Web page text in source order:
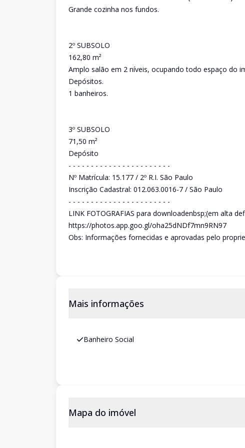
Grande cozinha nos fundos.
2º SUBSOLO
162,80 m²
Amplo salão em 2 níveis, ocupando todo espaço do
Depósitos.
1 banheiros.
3º SUBSOLO
71,50 m²
Depósito
- - - - - - - - - - - - - - - - - - - - - - -
Nº Matrícula: 15.177 / 2º R.I. São Paulo
Inscrição Cadastral: 012.063.0016-7 / São Paulo
- - - - - - - - - - - - - - - - - - - - - - -
LINK FOTOGRAFIAS para downloadenbsp;(em alta
https://photos.app.goo.gl/oha25dNDf7mn9RN97
Obs: Informações fornecidas e aprovadas pelo
Mais informações
Banheiro Social
Mapa do imóvel